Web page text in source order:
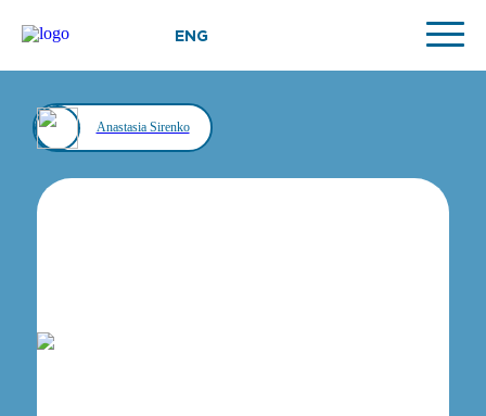
ENG
Anastasia Sirenko